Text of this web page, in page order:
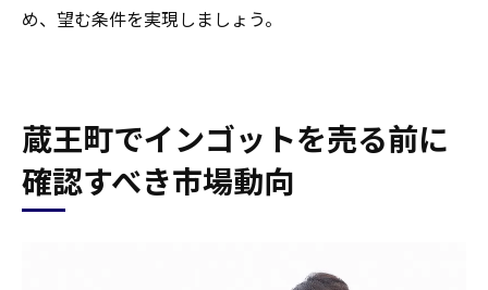
め、望む条件を実現しましょう。
蔵王町でインゴットを売る前に
確認すべき市場動向